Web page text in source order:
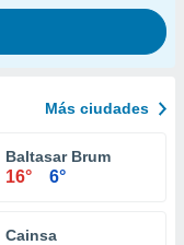
Más ciudades
Baltasar Brum
16° 6°
Cainsa